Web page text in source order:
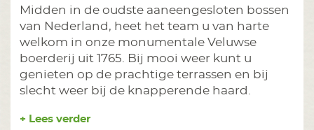
Midden in de oudste aaneengesloten bossen
van Nederland, heet het team u van harte
welkom in onze monumentale Veluwse
boerderij uit 1765. Bij mooi weer kunt u
genieten op de prachtige terrassen en bij
slecht weer bij de knapperende haard.
+ Lees verder